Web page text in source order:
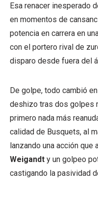
Esa renacer inesperado
en momentos de
potencia en carrera en
con el portero rival de
disparo desde fuera del
De golpe, todo cambió
deshizo tras dos golpes
primero nada más
calidad de Busquets, al
lanzando una acción
Weigandt y un golpeo
castigando la pasividad